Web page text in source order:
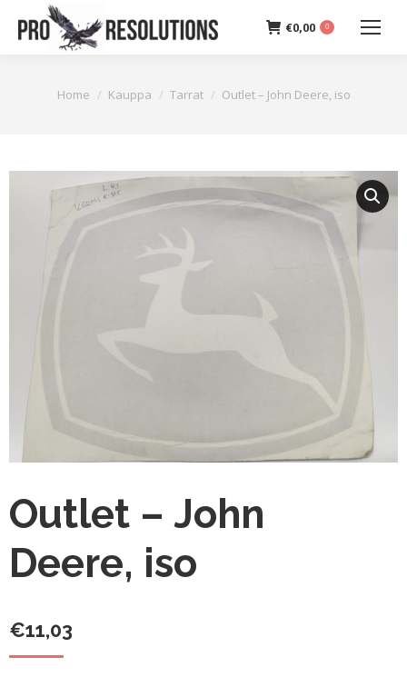
€0,00 0
You are here:
Home Kauppa Tarrat Outlet – John Deere, iso
Outlet – John
Deere, iso
€11,03